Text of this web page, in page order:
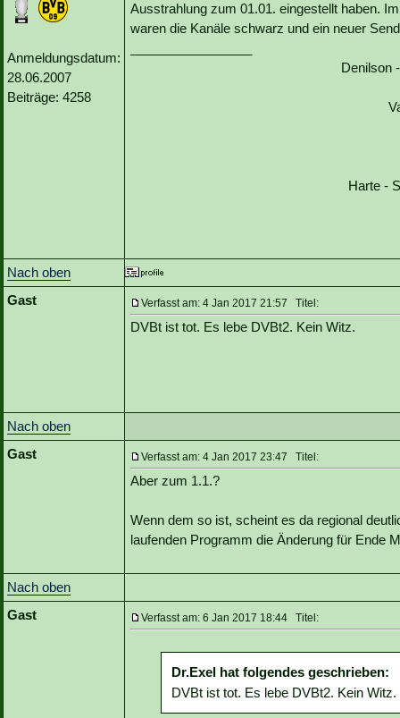
Anmeldungsdatum:
28.06.2007
Beiträge: 4258
Ausstrahlung zum 01.01. eingestellt haben.
waren die Kanäle schwarz und ein neuer
Denilson
Harte -
Nach oben
Gast
Verfasst am: 4 Jan 2017 21:57 Titel:
DVBt ist tot. Es lebe DVBt2. Kein Witz.
Nach oben
Gast
Verfasst am: 4 Jan 2017 23:47 Titel:
Aber zum 1.1.?
Wenn dem so ist, scheint es da regional
laufenden Programm die Änderung für Ende
Nach oben
Gast
Verfasst am: 6 Jan 2017 18:44 Titel:
Dr.Exel hat folgendes geschrieben:
DVBt ist tot. Es lebe DVBt2. Kein Witz.